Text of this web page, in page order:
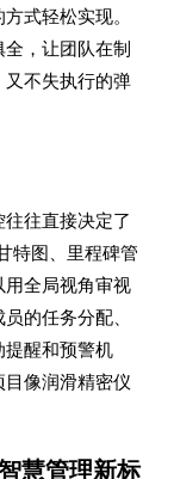
式轻松实现。
，让团队在制
又不失执行的弹
往直接决定了
特图、里程碑管
用全局视角审视
的任务分配、
提醒和预警机
像润滑精密仪
慧管理新标